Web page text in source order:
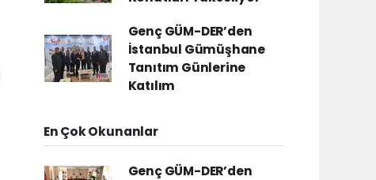
Genç GÜM-DER’den
İstanbul Gümüşhane
Tanıtım Günlerine
Katılım
En Çok Okunanlar
Genç GÜM-DER’den